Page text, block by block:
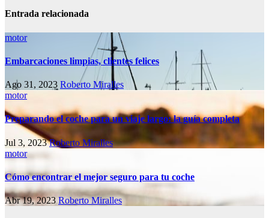
Entrada relacionada
motor
Embarcaciones limpias, clientes felices
Ago 31, 2023 Roberto Miralles
motor
Preparando el coche para un viaje largo: la guía completa
Jul 3, 2023Roberto Miralles
motor
Cómo encontrar el mejor seguro para tu coche
Abr 19, 2023Roberto Miralles